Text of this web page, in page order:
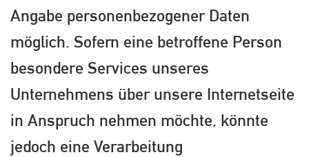
Angabe personenbezogener Daten
möglich. Sofern eine betroffene Person
besondere Services unseres
Unternehmens über unsere Internetseite
in Anspruch nehmen möchte, könnte
jedoch eine Verarbeitung